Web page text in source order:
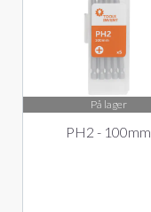
På lager
PH2 - 100mm